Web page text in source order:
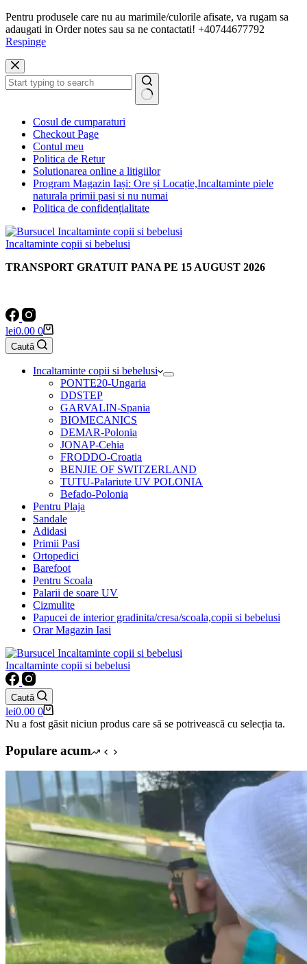
Pentru produsele care nu au marimile/culorile afisate, va rugam sa
adaugati in Order notes sau sa ne contactati! +40744677792
Respinge
Sari
la
conținut
rezultatCosul de cumparaturi
Checkout Page
Contul meu
Politica de Retur
Solutionarea online a litigiilor
Program Magazin Iași: Ore și Locație,Incaltaminte piele
naturala primii pasi si nu numai
Politica de confidențialitate
Incaltaminte copii si bebelusi
TRANSPORT GRATUIT PANA PE 15 AUGUST 2026
Coș
de
cumpărături
lei0.00 0
Caută
Incaltaminte copii si bebelusi
PONTE20-Ungaria
DDSTEP
GARVALIN-Spania
BIOMECANICS
DEMAR-Polonia
JONAP-Cehia
FRODDO-Croatia
BENJIE OF SWITZERLAND
TUTU-Palariute UV POLONIA
Befado-Polonia
Pentru Plaja
Sandale
Adidasi
Primii Pasi
Ortopedici
Barefoot
Pentru Scoala
Palarii de soare UV
Cizmulite
Papucei de interior gradinita/cresa/scoala,copii si bebelusi
Orar Magazin Iasi
Incaltaminte copii si bebelusi
Caută
Coș
de
lei0.00 0
Nu a fost găsit niciun produs care să se potrivească cu selecția ta.
Populare acum